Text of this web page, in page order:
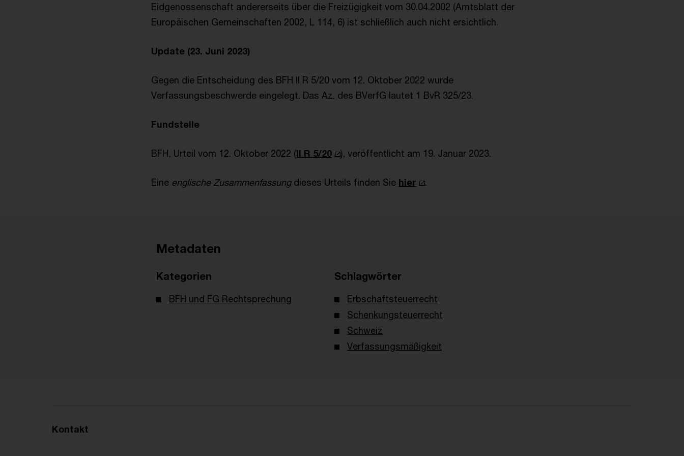
Eidgenossenschaft andererseits über die Freizügigkeit vom 30.04.2002 (Amtsblatt der
Europäischen Gemeinschaften 2002, L 114, 6) ist schließlich auch nicht ersichtlich.
Update (23. Juni 2023)
Gegen die Entscheidung des BFH II R 5/20 vom 12. Oktober 2022 wurde
Verfassungsbeschwerde eingelegt. Das Az. des BVerfG lautet 1 BvR 325/23.
Fundstelle
BFH, Urteil vom 12. Oktober 2022 (II R 5/20 ), veröffentlicht am 19. Januar 2023.
Eine englische Zusammenfassungdieses Urteils finden Sie hier .
Metadaten
Kategorien
BFH und FG Rechtsprechung
Schlagwörter
Erbschaftsteuerrecht
Schenkungsteuerrecht
Schweiz
Verfassungsmäßigkeit
Kontakt